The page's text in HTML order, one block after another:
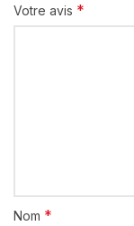
Votre avis *
Nom *